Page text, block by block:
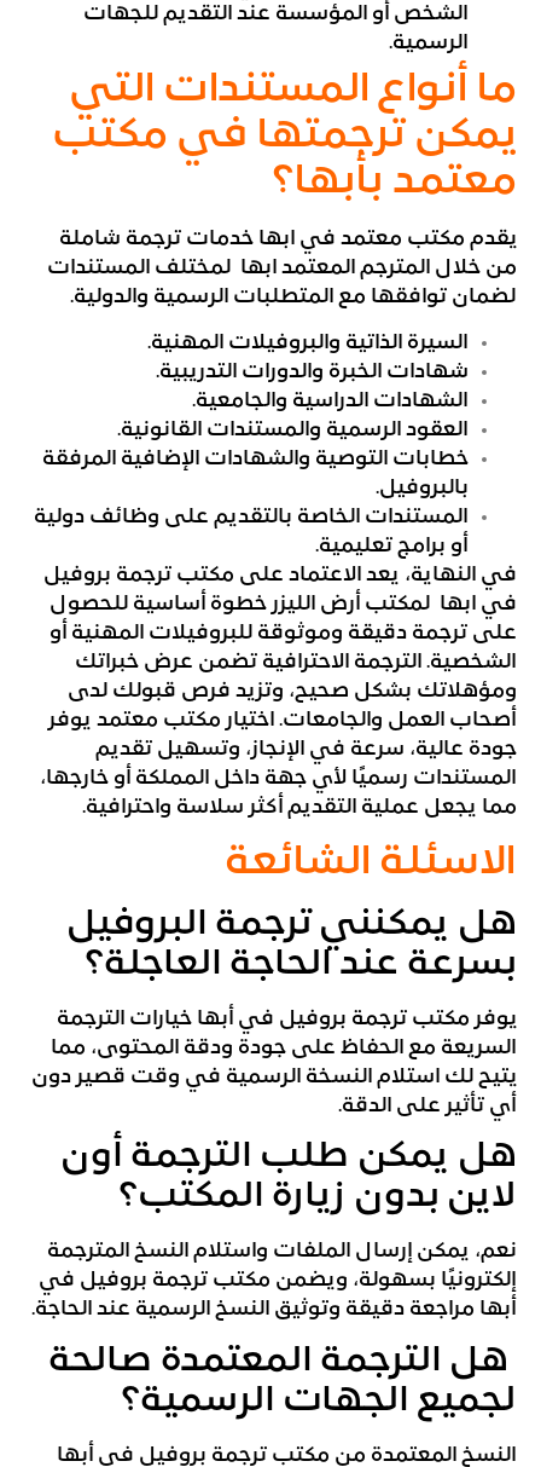
الشخص أو المؤسسة عند التقديم للجهات
الرسمية.
ما أنواع المستندات التي
يمكن ترجمتها في مكتب
معتمد بأبها؟
يقدم مكتب معتمد في ابها خدمات ترجمة شاملة
من خلال المترجم المعتمد ابها لمختلف المستندات
لضمان توافقها مع المتطلبات الرسمية والدولية.
السيرة الذاتية والبروفيلات المهنية.
شهادات الخبرة والدورات التدريبية.
الشهادات الدراسية والجامعية.
العقود الرسمية والمستندات القانونية.
خطابات التوصية والشهادات الإضافية المرفقة
بالبروفيل.
المستندات الخاصة بالتقديم على وظائف دولية
أو برامج تعليمية.
في النهاية، يعد الاعتماد على مكتب ترجمة بروفيل
في ابها لمكتب أرض الليزر خطوة أساسية للحصول
على ترجمة دقيقة وموثوقة للبروفيلات المهنية أو
الشخصية. الترجمة الاحترافية تضمن عرض خبراتك
ومؤهلاتك بشكل صحيح، وتزيد فرص قبولك لدى
أصحاب العمل والجامعات. اختيار مكتب معتمد يوفر
جودة عالية، سرعة في الإنجاز، وتسهيل تقديم
المستندات رسميًا لأي جهة داخل المملكة أو خارجها،
مما يجعل عملية التقديم أكثر سلاسة واحترافية.
الاسئلة الشائعة
هل يمكنني ترجمة البروفيل
بسرعة عند الحاجة العاجلة؟
يوفر مكتب ترجمة بروفيل في أبها خيارات الترجمة
السريعة مع الحفاظ على جودة ودقة المحتوى، مما
يتيح لك استلام النسخة الرسمية في وقت قصير دون
أي تأثير على الدقة.
هل يمكن طلب الترجمة أون
لاين بدون زيارة المكتب؟
نعم، يمكن إرسال الملفات واستلام النسخ المترجمة
إلكترونيًا بسهولة، ويضمن مكتب ترجمة بروفيل في
أبها مراجعة دقيقة وتوثيق النسخ الرسمية عند الحاجة.
هل الترجمة المعتمدة صالحة
لجميع الجهات الرسمية؟
النسخ المعتمدة من مكتب ترجمة بروفيل في أبها